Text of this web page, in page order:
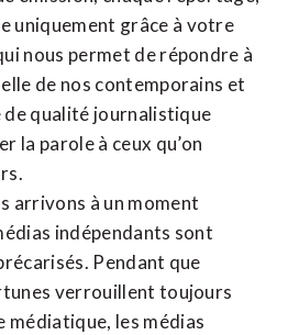
uniquement grâce à votre
nous permet de répondre à
de nos contemporains et
de qualité journalistique
la parole à ceux qu’on
arrivons à un moment
indépendants sont
Pendant que
verrouillent toujours
médiatique, les médias